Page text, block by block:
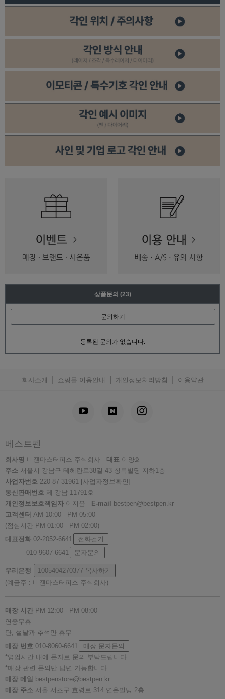
상품문의 (23)
문의하기
등록된 문의가 없습니다.
회사소개 쇼핑몰 이용안내 개인정보처리방침 이용약관
베스트펜
회사명 비젠마스터피스 주식회사 대표 이양희
주소 서울시 강남구 테헤란로38길 43 청록빌딩 지하1층
사업자번호 220-87-31961 [사업자정보확인]
통신판매번호 제 강남-11791호
개인정보보호책임자 이지윤 E-mail
bestpen@bestpen.kr
고객센터 AM 10:00 - PM 05:00
(점심시간 PM 01:00 - PM 02:00)
대표전화 02-2052-6641
전화걸기
010-9607-6641
문자문의
우리은행 1005404270377 복사하기
(예금주 : 비젠마스터피스 주식회사)
매장 시간 PM 12:00 - PM 08:00
연중무휴
단, 설날과 추석만 휴무
매장 번호 010-8060-6641
매장 문자문의
*영업시간 내에 문자로 문의 부탁드립니다.
*매장 관련 문의만 답변 가능합니다.
매장 메일 bestpenstore@bestpen.kr
매장 주소 서울 서초구 효령로 314 연운빌딩 2층